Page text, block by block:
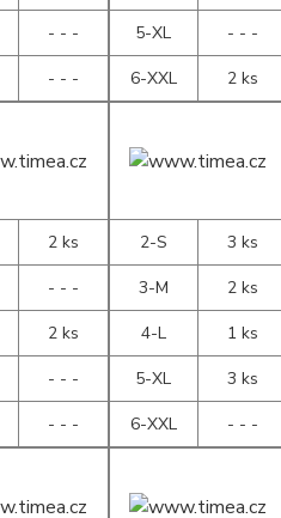
- - -
- - -
5-XL
- - -
6-XXL
2 ks
2 ks
- - -
2 ks
- - -
- - -
2-S
3 ks
3-M
2 ks
4-L
1 ks
5-XL
3 ks
6-XXL
- - -